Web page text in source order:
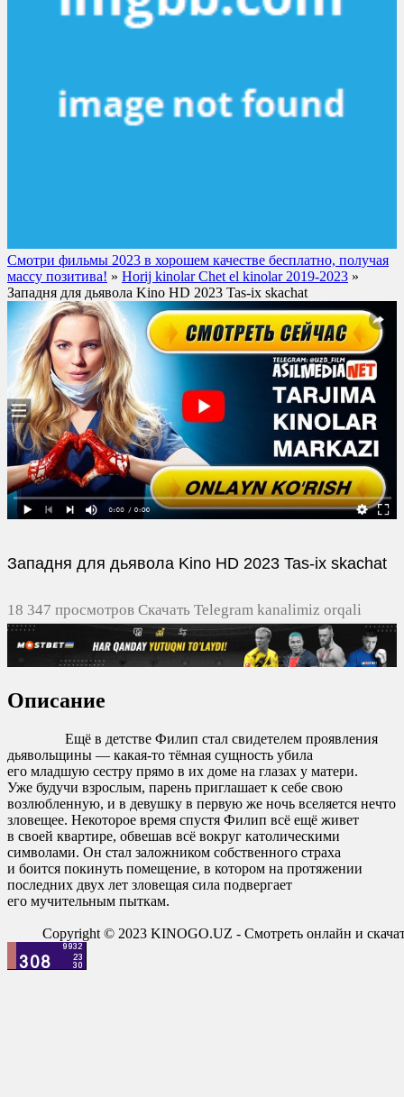
Смотри фильмы 2023 в хорошем качестве бесплатно, получая
массу позитива! » Horij kinolar Chet el kinolar 2019-2023 »
Западня для дьявола Kino HD 2023 Tas-ix skachat
Западня для дьявола Kino HD 2023 Tas-ix skachat
18 347 просмотров Скачать Telegram kanalimiz orqali
tezda yuklash
0
Описание
Ещё в детстве Филип стал свидетелем проявления
дьявольщины — какая-то тёмная сущность убила
его младшую сестру прямо в их доме на глазах у матери.
Уже будучи взрослым, парень приглашает к себе свою
возлюбленную, и в девушку в первую же ночь вселяется нечто
зловещее. Некоторое время спустя Филип всё ещё живет
в своей квартире, обвешав всё вокруг католическими
символами. Он стал заложником собственного страха
и боится покинуть помещение, в котором на протяжении
последних двух лет зловещая сила подвергает
его мучительным пыткам.
Copyright © 2023 KINOGO.UZ - Смотреть онлайн и